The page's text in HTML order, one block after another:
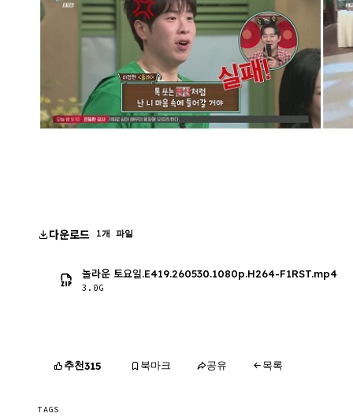
다운로드 1개 파일
놀라운 토요일.E419.260530.1080p.H264-F1RST.mp4
3.0G
추천315 북마크 공유 목록
TAGS